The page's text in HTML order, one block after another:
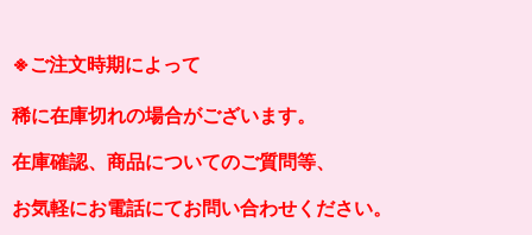
※ご注文時期によって
稀に在庫切れの場合がございます。
在庫確認、商品についてのご質問等、
お気軽にお電話にてお問い合わせください。